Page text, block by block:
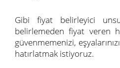
Gibi fiyat belirleyici
belirlemeden fiyat veren
güvenmemenizi,
hatırlatmak istiyoruz.